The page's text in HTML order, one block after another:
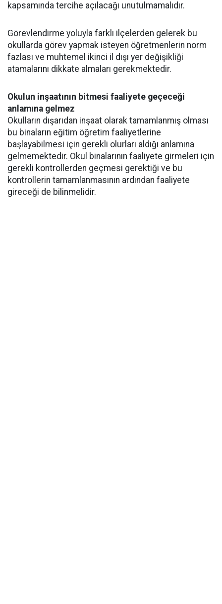
kapsamında tercihe açılacağı unutulmamalıdır.
Görevlendirme yoluyla farklı ilçelerden gelerek bu
okullarda görev yapmak isteyen öğretmenlerin norm
fazlası ve muhtemel ikinci il dışı yer değişikliği
atamalarını dikkate almaları gerekmektedir.
Okulun inşaatının bitmesi faaliyete geçeceği
anlamına gelmez
Okulların dışarıdan inşaat olarak tamamlanmış olması
bu binaların eğitim öğretim faaliyetlerine
başlayabilmesi için gerekli olurları aldığı anlamına
gelmemektedir. Okul binalarının faaliyete girmeleri için
gerekli kontrollerden geçmesi gerektiği ve bu
kontrollerin tamamlanmasının ardından faaliyete
gireceği de bilinmelidir.